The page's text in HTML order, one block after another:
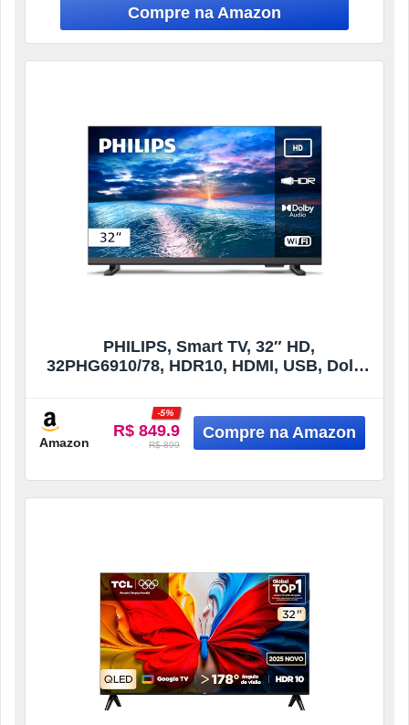
PHILIPS, Smart TV, 32″ HD,
32PHG6910/78, HDR10, HDMI, USB, Dolby
Amazon
R$ 849.9
-5%
R$ 899